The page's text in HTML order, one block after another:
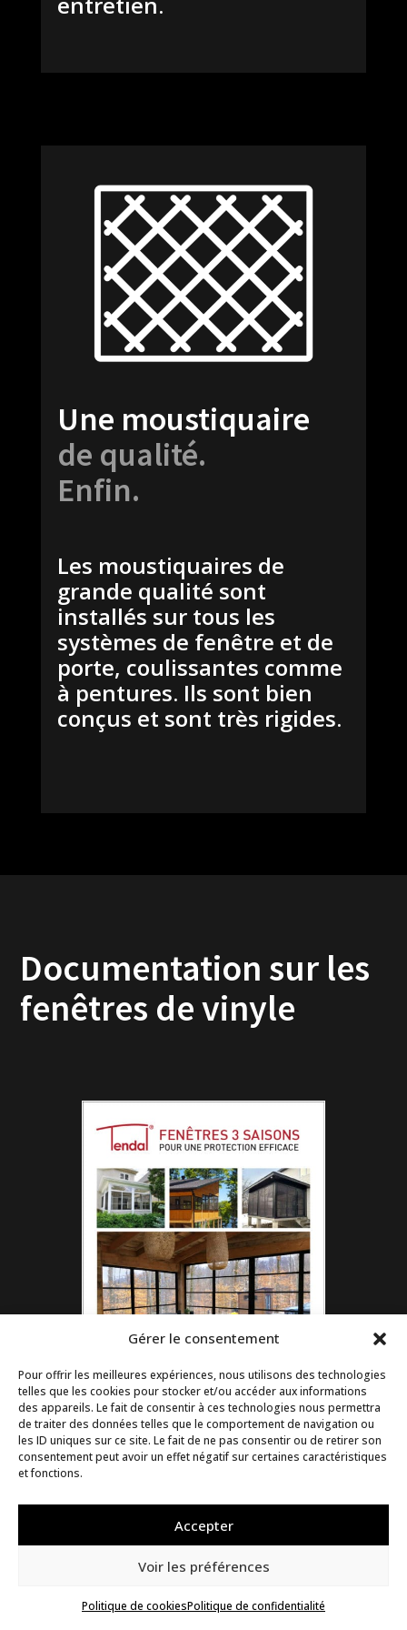
Gérer le consentement
Pour offrir les meilleures expériences, nous utilisons des technologies
telles que les cookies pour stocker et/ou accéder aux informations
des appareils. Le fait de consentir à ces technologies nous permettra
de traiter des données telles que le comportement de navigation ou
les ID uniques sur ce site. Le fait de ne pas consentir ou de retirer son
consentement peut avoir un effet négatif sur certaines caractéristiques
et fonctions.
Accepter
Voir les préférences
Politique de cookiesPolitique de confidentialité
Une moustiquaire
de qualité.
Enfin.
Les moustiquaires de
grande qualité sont
installés sur tous les
systèmes de fenêtre et de
porte, coulissantes comme
à pentures. Ils sont bien
conçus et sont très rigides.
Documentation sur les
fenêtres de vinyle
Fiche des fenêtres
véranda 3 saisons